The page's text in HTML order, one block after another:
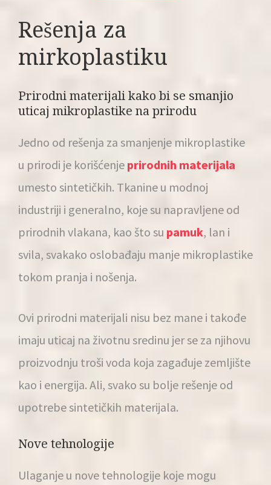
Rešenja za
mirkoplastiku
Prirodni materijali kako bi se smanjio
uticaj mikroplastike na prirodu
Jedno od rešenja za smanjenje mikroplastike
u prirodi je korišćenje prirodnih materijala
umesto sintetičkih. Tkanine u modnoj
industriji i generalno, koje su napravljene od
prirodnih vlakana, kao što su pamuk, lan i
svila, svakako oslobađaju manje mikroplastike
tokom pranja i nošenja.
Ovi prirodni materijali nisu bez mane i takođe
imaju uticaj na životnu sredinu jer se za njihovu
proizvodnju troši voda koja zagađuje zemljište
kao i energija. Ali, svako su bolje rešenje od
upotrebe sintetičkih materijala.
Nove tehnologije
Ulaganje u nove tehnologije koje mogu